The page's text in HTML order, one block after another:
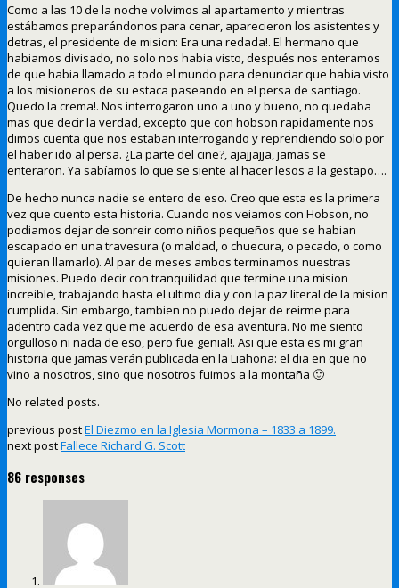
Como a las 10 de la noche volvimos al apartamento y mientras
estábamos preparándonos para cenar, aparecieron los asistentes y
detras, el presidente de mision: Era una redada!. El hermano que
habiamos divisado, no solo nos habia visto, después nos enteramos
de que habia llamado a todo el mundo para denunciar que habia visto
a los misioneros de su estaca paseando en el persa de santiago.
Quedo la crema!. Nos interrogaron uno a uno y bueno, no quedaba
mas que decir la verdad, excepto que con hobson rapidamente nos
dimos cuenta que nos estaban interrogando y reprendiendo solo por
el haber ido al persa. ¿La parte del cine?, ajajjajja, jamas se
enteraron. Ya sabíamos lo que se siente al hacer lesos a la gestapo….
De hecho nunca nadie se entero de eso. Creo que esta es la primera
vez que cuento esta historia. Cuando nos veiamos con Hobson, no
podiamos dejar de sonreir como niños pequeños que se habian
escapado en una travesura (o maldad, o chuecura, o pecado, o como
quieran llamarlo). Al par de meses ambos terminamos nuestras
misiones. Puedo decir con tranquilidad que termine una mision
increible, trabajando hasta el ultimo dia y con la paz literal de la mision
cumplida. Sin embargo, tambien no puedo dejar de reirme para
adentro cada vez que me acuerdo de esa aventura. No me siento
orgulloso ni nada de eso, pero fue genial!. Asi que esta es mi gran
historia que jamas verán publicada en la Liahona: el dia en que no
vino a nosotros, sino que nosotros fuimos a la montaña 🙂
No related posts.
previous postEl Diezmo en la Iglesia Mormona – 1833 a 1899.
next postFallece Richard G. Scott
86 responses